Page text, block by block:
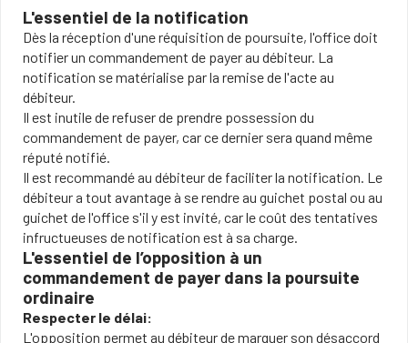
L'essentiel de la notification
Dès la réception d'une réquisition de poursuite, l'office doit
notifier un commandement de payer au débiteur. La
notification se matérialise par la remise de l'acte au
débiteur.
Il est inutile de refuser de prendre possession du
commandement de payer, car ce dernier sera quand même
réputé notifié.
Il est recommandé au débiteur de faciliter la notification. Le
débiteur a tout avantage à se rendre au guichet postal ou au
guichet de l'office s'il y est invité, car le coût des tentatives
infructueuses de notification est à sa charge.
L'essentiel de l’opposition à un
commandement de payer dans la poursuite
ordinaire
Respecter le délai:
L'opposition permet au débiteur de marquer son désaccord